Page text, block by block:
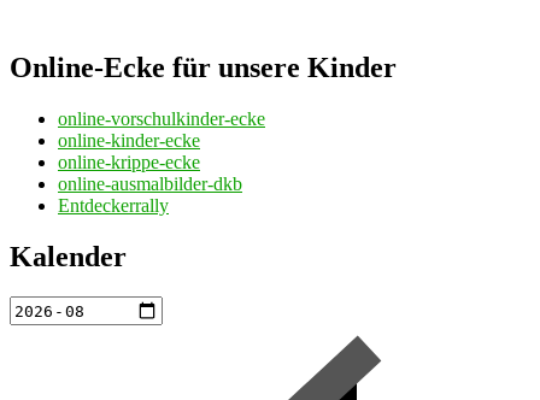
Online-Ecke für unsere Kinder
online-vorschulkinder-ecke
online-kinder-ecke
online-krippe-ecke
online-ausmalbilder-dkb
Entdeckerrally
Kalender